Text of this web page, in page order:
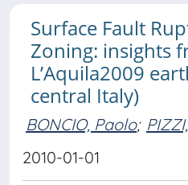
Surface Fault
Zoning: insights
L’Aquila2009
central Italy)
BONCIO, Paolo;
2010-01-01